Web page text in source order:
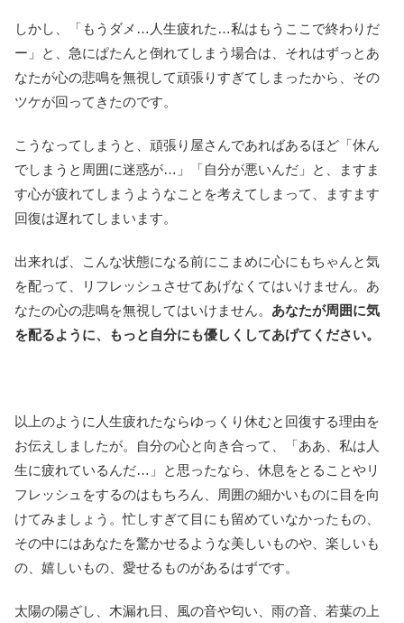
しかし、「もうダメ…人生疲れた…私はもうここで終わりだ
ー」と、急にぱたんと倒れてしまう場合は、それはずっとあ
なたが心の悲鳴を無視して頑張りすぎてしまったから、その
ツケが回ってきたのです。
こうなってしまうと、頑張り屋さんであればあるほど「休ん
でしまうと周囲に迷惑が…」「自分が悪いんだ」と、ますま
す心が疲れてしまうようなことを考えてしまって、ますます
回復は遅れてしまいます。
出来れば、こんな状態になる前にこまめに心にもちゃんと気
を配って、リフレッシュさせてあげなくてはいけません。あ
なたの心の悲鳴を無視してはいけません。 あなたが周囲に気
を配るように、もっと自分にも優しくしてあげてください。
以上のように人生疲れたならゆっくり休むと回復する理由を
お伝えしましたが。自分の心と向き合って、「ああ、私は人
生に疲れているんだ…」と思ったなら、休息をとることやリ
フレッシュをするのはもちろん、周囲の細かいものに目を向
けてみましょう。忙しすぎて目にも留めていなかったもの、
その中にはあなたを驚かせるような美しいものや、楽しいも
の、嬉しいもの、愛せるものがあるはずです。
太陽の陽ざし、木漏れ日、風の音や匂い、雨の音、若葉の上